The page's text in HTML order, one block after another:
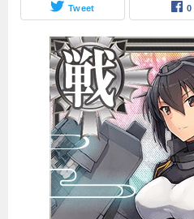
Tweet 0